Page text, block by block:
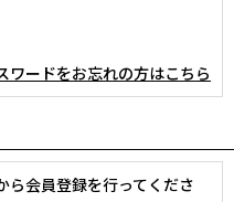
ワードをお忘れの方はこちら
ら会員登録を行ってくださ